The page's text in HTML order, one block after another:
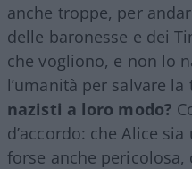
anche troppe, per
delle baronesse e dei
che vogliono, e non lo
l’umanità per salvare la
nazisti a loro modo?
d’accordo: che Alice
forse anche pericolosa,